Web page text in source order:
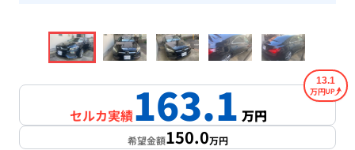
1/18
セルカ実績163.1万円
13.1
万円
希望金額150.0万円